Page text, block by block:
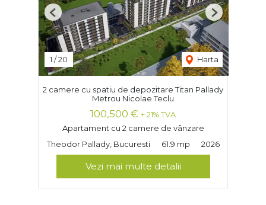
1 /20 Harta
Previous Next
2 camere cu spatiu de depozitare Titan Pallady
Metrou Nicolae Teclu
100,500 € + 21% TVA
Apartament cu 2 camere de vânzare
Theodor Pallady, Bucuresti
61.9 mp 2026
Vezi mai multe detalii